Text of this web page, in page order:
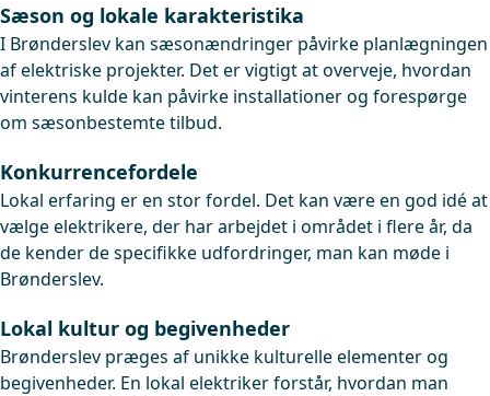
Sæson og lokale karakteristika
I Brønderslev kan sæsonændringer påvirke planlægningen
af elektriske projekter. Det er vigtigt at overveje, hvordan
vinterens kulde kan påvirke installationer og forespørge
om sæsonbestemte tilbud.
Konkurrencefordele
Lokal erfaring er en stor fordel. Det kan være en god idé at
vælge elektrikere, der har arbejdet i området i flere år, da
de kender de specifikke udfordringer, man kan møde i
Brønderslev.
Lokal kultur og begivenheder
Brønderslev præges af unikke kulturelle elementer og
begivenheder. En lokal elektriker forstår, hvordan man